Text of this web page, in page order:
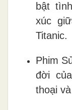
bật
xúc
Titanic.
Phim
đời
thoại